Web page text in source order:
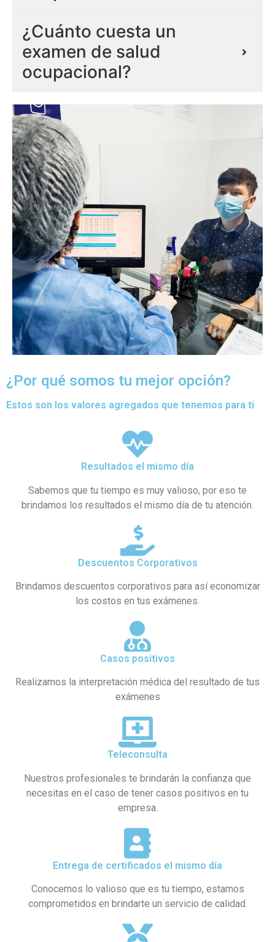
¿Cuánto cuesta un
examen de salud
ocupacional?
¿Por qué somos tu mejor opción?
Estos son los valores agregados que tenemos para ti
Resultados el mismo día
Sabemos que tu tiempo es muy valioso, por eso te
brindamos los resultados el mismo día de tu atención.
Descuentos Corporativos
Brindamos descuentos corporativos para así economizar
los costos en tus exámenes.
Casos positivos
Realizamos la interpretación médica del resultado de tus
exámenes
Teleconsulta
Nuestros profesionales te brindarán la confianza que
necesitas en el caso de tener casos positivos en tu
empresa.
Entrega de certificados el mismo día
Conocemos lo valioso que es tu tiempo, estamos
comprometidos en brindarte un servicio de calidad.